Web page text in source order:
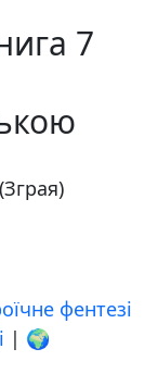
7
фентезі
| 🌍